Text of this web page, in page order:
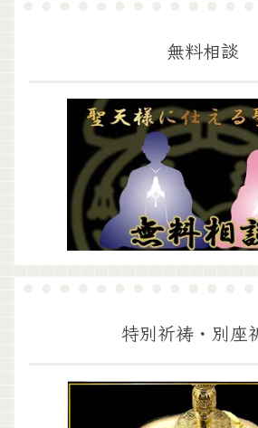
無料相談
特別祈祷・別座